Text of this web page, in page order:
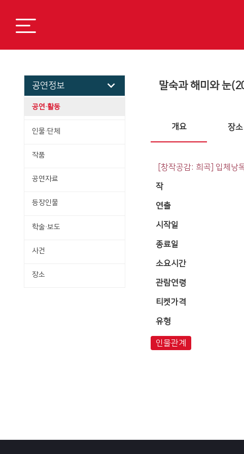
공연정보
공연·활동
인물·단체
작품
공연자료
등장인물
학술·보도
사건
장소
말숙과 해미와 눈
개요 장소
[창작공감: 희곡] 입체낭
작
연출
시작일
종료일
소요시간
관람연령
티켓가격
유형
인물관계